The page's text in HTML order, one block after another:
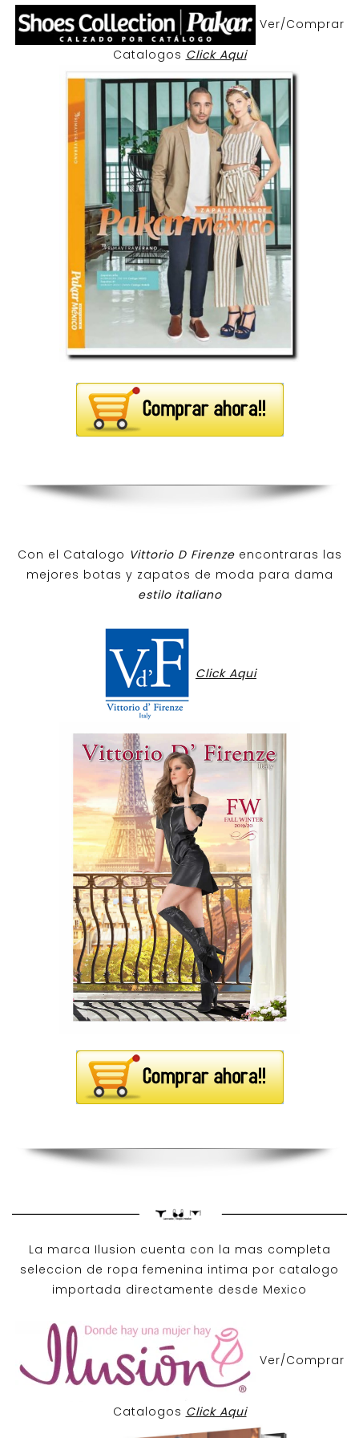
Ver/Comprar
Catalogos Click Aqui
Con el Catalogo Vittorio D Firenzeencontraras las
mejores botas y zapatos de moda para dama
estilo italiano
Click Aqui
La marca Ilusion cuenta con la mas completa
seleccion de ropa femenina intima por catalogo
importada directamente desde Mexico
Ver/Comprar
Catalogos Click Aqui